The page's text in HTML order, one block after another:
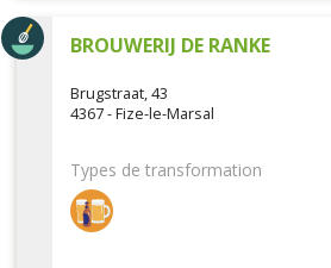
BROUWERIJ DE RANKE
Brugstraat, 43
4367 - Fize-le-Marsal
Types de transformation